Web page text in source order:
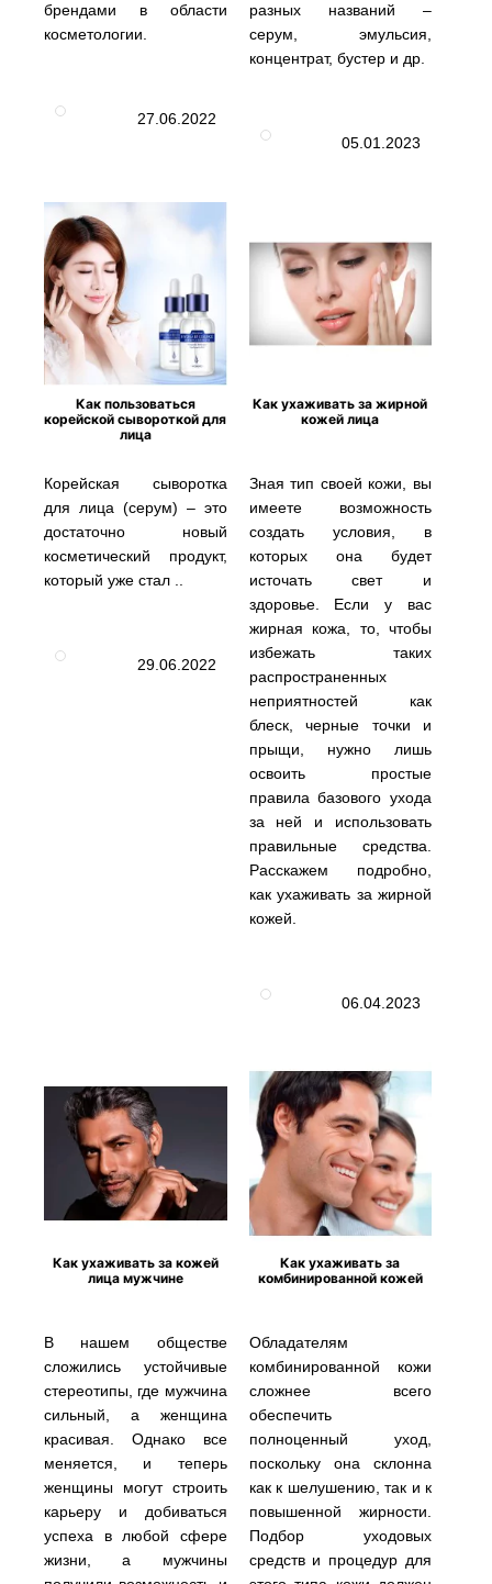
брендами в области
косметологии.
27.06.2022
разных названий –
серум, эмульсия,
концентрат, бустер и др.
05.01.2023
Как пользоваться
корейской сывороткой для
лица
Корейская сыворотка
для лица (серум) – это
достаточно новый
косметический продукт,
который уже стал ..
29.06.2022
Как ухаживать за жирной
кожей лица
Зная тип своей кожи, вы
имеете возможность
создать условия, в
которых она будет
источать свет и
здоровье. Если у вас
жирная кожа, то, чтобы
избежать таких
распространенных
неприятностей как
блеск, черные точки и
прыщи, нужно лишь
освоить простые
правила базового ухода
за ней и использовать
правильные средства.
Расскажем подробно,
как ухаживать за жирной
кожей.
06.04.2023
Как ухаживать за кожей
лица мужчине
В нашем обществе
сложились устойчивые
стереотипы, где мужчина
сильный, а женщина
красивая. Однако все
меняется, и теперь
женщины могут строить
карьеру и добиваться
успеха в любой сфере
жизни, а мужчины
Как ухаживать за
комбинированной кожей
Обладателям
комбинированной кожи
сложнее всего
обеспечить
полноценный уход,
поскольку она склонна
как к шелушению, так и к
повышенной жирности.
Подбор уходовых
средств и процедур для